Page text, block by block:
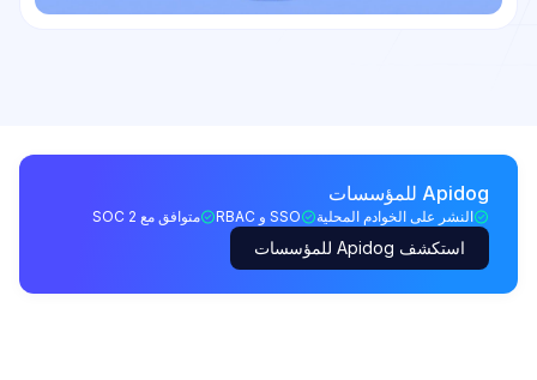
Apidog للمؤسسات
النشر على الخوادم المحلية SSO و RBAC متوافق مع SOC 2
استكشف Apidog للمؤسسات